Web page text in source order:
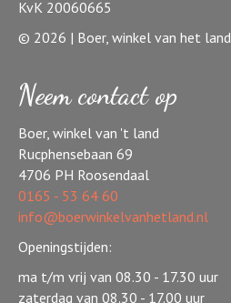
KvK 20060665
© 2026 | Boer, winkel van het land
Neem contact op
Boer, winkel van 't land
Rucphensebaan 69
4706 PH Roosendaal
0165 - 53 64 60
info@boerwinkelvanhetland.nl
Openingstijden:
ma t/m vrij van 08.30 - 17.30 uur
zaterdag van 08.30 - 17.00 uur